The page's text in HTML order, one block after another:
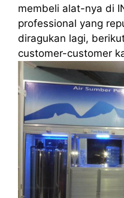
membeli alat-nya di
professional yang
diragukan lagi,
customer-customer